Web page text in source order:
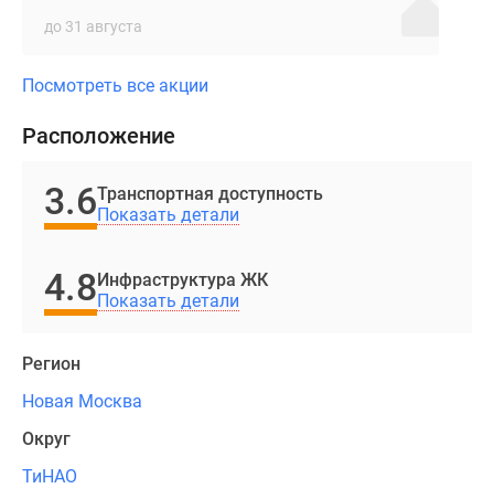
материалов
технологий.
отделки
облицовочные
панели,
кирпич,
структурная
и
клинкерная
Строительство
велось
до 31 августа
Посмотреть все акции
Расположение
3.6Транспортная доступность
Показать детали
4.8Инфраструктура ЖК
Показать детали
Регион
Новая Москва
Округ
ТиНАО